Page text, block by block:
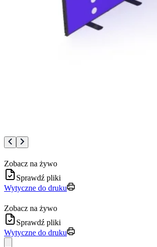
Zobacz na żywo
Sprawdź pliki
Wytyczne do druku
Zobacz na żywo
Sprawdź pliki
Wytyczne do druku